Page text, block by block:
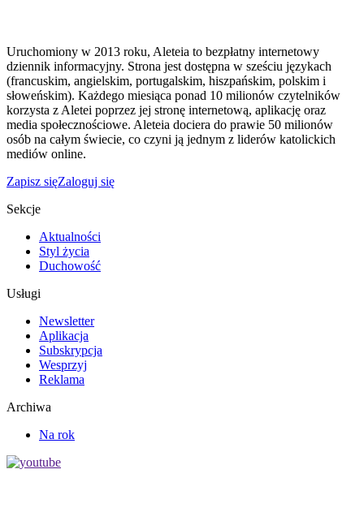
Uruchomiony w 2013 roku, Aleteia to bezpłatny internetowy
dziennik informacyjny. Strona jest dostępna w sześciu językach
(francuskim, angielskim, portugalskim, hiszpańskim, polskim i
słoweńskim). Każdego miesiąca ponad 10 milionów czytelników
korzysta z Aletei poprzez jej stronę internetową, aplikację oraz
media społecznościowe. Aleteia dociera do prawie 50 milionów
osób na całym świecie, co czyni ją jednym z liderów katolickich
mediów online.
Zapisz sięZaloguj się
Sekcje
Aktualności
Styl życia
Duchowość
Usługi
Newsletter
Aplikacja
Subskrypcja
Wesprzyj
Reklama
Archiwa
Na rok